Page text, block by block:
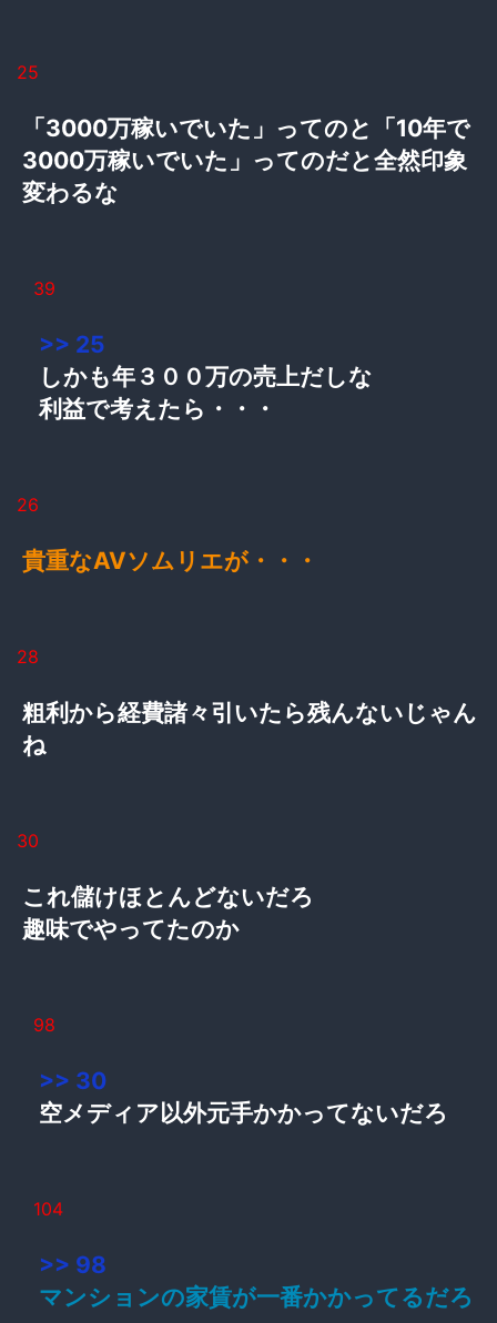
25
「3000万稼いでいた」ってのと「10年で
3000万稼いでいた」ってのだと全然印象
変わるな
39
>> 25
しかも年３００万の売上だしな
利益で考えたら・・・
26
貴重なAVソムリエが・・・
28
粗利から経費諸々引いたら残んないじゃん
ね
30
これ儲けほとんどないだろ
趣味でやってたのか
98
>> 30
空メディア以外元手かかってないだろ
104
>> 98
マンションの家賃が一番かかってるだろ